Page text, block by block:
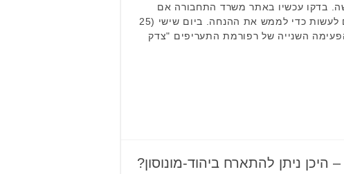
בדקו עכשיו באתר משרד התחבורה אם
אתם זכאים ומה עליכם לעשות כדי לממש את ההנחה. ביום שישי (25
השנייה של רפורמת התעריפים "צדק